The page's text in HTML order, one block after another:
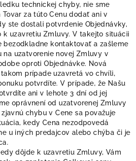
technickej chyby, nie sme
Tovar za túto Cenu dodať ani v
ste dostali potvrdenie Objednávky,
k uzavretiu Zmluvy. V takejto situácii
bezodkladne kontaktovať a zašleme
na uzatvorenie novej Zmluvy v
oproti Objednávke. Nová
prípade uzavretá vo chvíli,
potvrdíte. V prípade, že Našu
ani v lehote 3 dní od jej
oprávnení od uzatvorenej Zmluvy
chybu v Cene sa považuje
kedy Cena nezodpovedá
u iných predajcov alebo chýba či je
dôjde k uzavretiu Zmluvy, Vám